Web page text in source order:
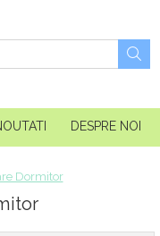
DESPRE NOI
Dormitor